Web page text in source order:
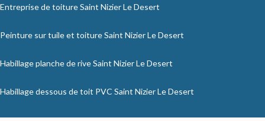
Entreprise de toiture Saint Nizier Le Desert
Peinture sur tuile et toiture Saint Nizier Le Desert
Habillage planche de rive Saint Nizier Le Desert
Habillage dessous de toit PVC Saint Nizier Le Desert